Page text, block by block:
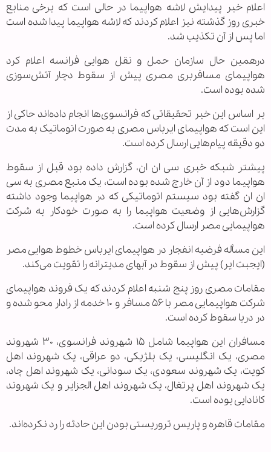
اعلام خبر پیدایش لاشه هواپیما در حالی است که برخی منابع
خبری روز گذشته نیز اعلام کردند که لاشه هواپیما پیدا شده است
اما پس از آن تکذیب شد.
درهمین حال سازمان حمل و نقل هوایی فرانسه اعلام کرد
هواپیمای مسافربری مصری پیش از سقوط دچار آتش‌سوزی
شده بوده است.
بر اساس این خبر تحقیقاتی که فرانسوی‌ها انجام داده‌اند حاکی از
این است که هواپیمای ایرباس مصری به صورت اتوماتیک به مدت
دو دقیقه پیام‌هایی ارسال کرده است.
پیشتر شبکه خبری سی ان ان، گزارش داده بود قبل از سقوط
هواپیما دود از آن خارج شده بوده است، یک منبع مصری به سی
ان ان گفته بود سیستم اتوماتیکی که در هواپیما وجود داشته
گزارش‌هایی از وضعیت هواپیما را به صورت خودکار به شرکت
هواپیمایی مصر ارسال کرده است.
این مسأله فرضیه انفجار در هواپیمای ایرباس خطوط هوایی مصر
(ایجبت ایر) پیش از سقوط در آبهای مدیترانه را تقویت می‌کند.
مقامات مصری روز پنج شنبه اعلام کردند که یک فروند هواپیمای
شرکت هواپیمایی مصر با ۵۶ مسافر و ۱۰ خدمه از رادار محو شده و
در دریا سقوط کرده است.
مسافران این هواپیما شامل ۱۵ شهروند فرانسوی، ۳۰ شهروند
مصری، یک انگلیسی، یک بلژیکی، دو عراقی، یک شهروند اهل
کویت، یک شهروند سعودی، یک سودانی، یک شهروند اهل چاد،
یک شهروند اهل پرتغال، یک شهروند اهل الجزایر و یک شهروند
کانادایی بوده است.
مقامات قاهره و پاریس تروریستی بودن این حادثه را رد نکرده‌اند.